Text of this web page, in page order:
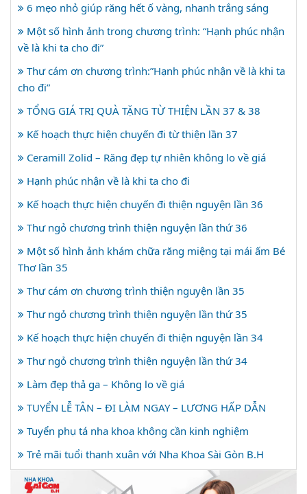
6 mẹo nhỏ giúp răng hết ố vàng, nhanh trắng sáng
Một số hình ảnh trong chương trình: “Hạnh phúc nhận
về là khi ta cho đi”
Thư cám ơn chương trình:”Hạnh phúc nhận về là khi ta
cho đi”
TỔNG GIÁ TRỊ QUÀ TẶNG TỪ THIỆN LẦN 37 & 38
Kế hoạch thực hiện chuyến đi từ thiện lần 37
Ceramill Zolid – Răng đẹp tự nhiên không lo về giá
Hạnh phúc nhận về là khi ta cho đi
Kế hoạch thực hiện chuyến đi thiện nguyện lần 36
Thư ngỏ chương trình thiện nguyện lần thứ 36
Một số hình ảnh khám chữa răng miệng tại mái ấm Bé
Thơ lần 35
Thư cám ơn chương trình thiện nguyện lần 35
Thư ngỏ chương trình thiện nguyện lần thứ 35
Kế hoạch thực hiện chuyến đi thiện nguyện lần 34
Thư ngỏ chương trình thiện nguyện lần thứ 34
Làm đẹp thả ga – Không lo về giá
TUYỂN LỄ TÂN – ĐI LÀM NGAY – LƯƠNG HẤP DẪN
Tuyển phụ tá nha khoa không cần kinh nghiệm
Trẻ mãi tuổi thanh xuân với Nha Khoa Sài Gòn B.H